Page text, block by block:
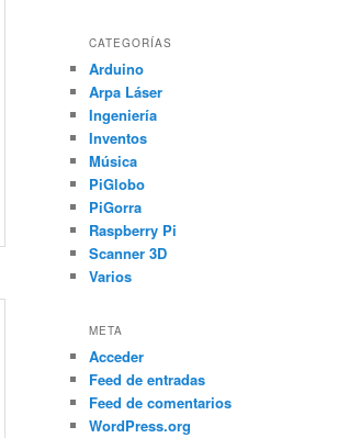
CATEGORÍAS
Arduino
Arpa Láser
Ingeniería
Inventos
Música
PiGlobo
PiGorra
Raspberry Pi
Scanner 3D
Varios
META
Acceder
Feed de entradas
Feed de comentarios
WordPress.org